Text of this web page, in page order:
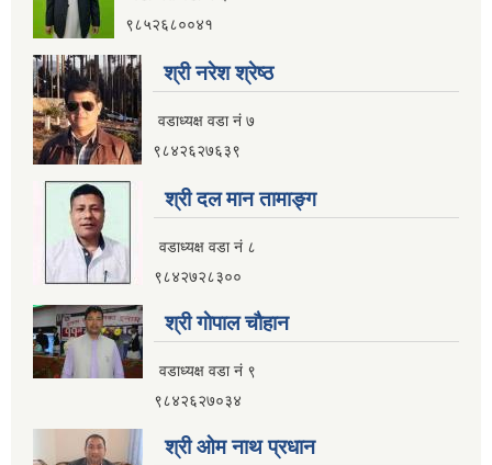
९८५२६८००४१
श्री नरेश श्रेष्ठ
वडाध्यक्ष वडा नं ७
९८४२६२७६३९
श्री दल मान तामाङ्ग
वडाध्यक्ष वडा नं ८
९८४२७२८३००
श्री गाेपाल चाैहान
वडाध्यक्ष वडा नं ९
९८४२६२७०३४
श्री ओम नाथ प्रधान